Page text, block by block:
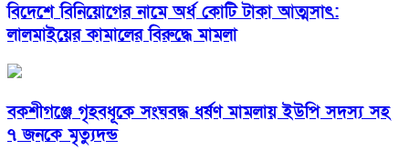
বিদেশে বিনিয়োগের নামে অর্ধ কোটি টাকা আত্মসাৎ:
লালমাইয়ের কামালের বিরুদ্ধে মামলা
বকশীগঞ্জে গৃহবধূকে সংঘবদ্ধ ধর্ষণ মামলায় ইউপি সদস্য সহ
৭ জনকে মৃত্যুদন্ড